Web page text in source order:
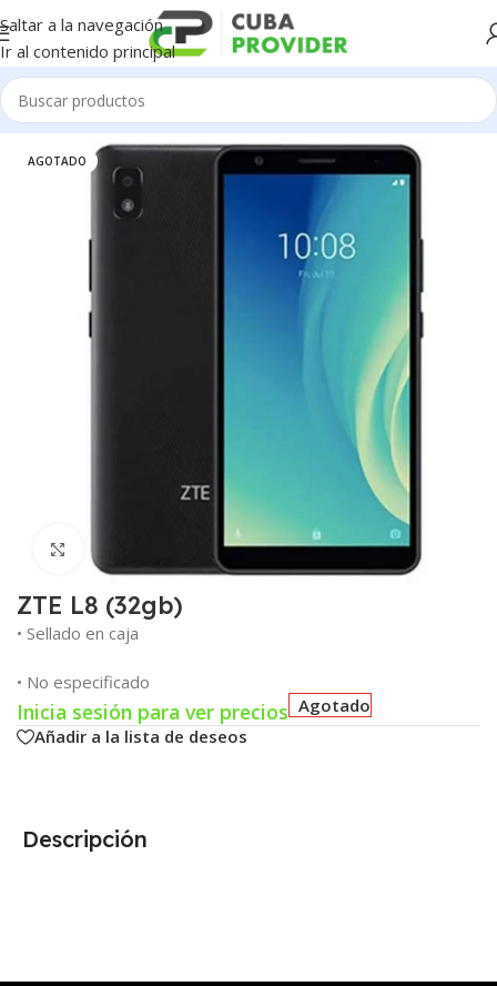
Saltar a la navegación
Ir al contenido principal
Inicio/Celulares/ZTE
AGOTADO
Click para agrandar
ZTE L8 (32gb)
• Sellado en caja
• No especificado
Inicia sesión para ver precios Agotado
Añadir a la lista de deseos
Descripción